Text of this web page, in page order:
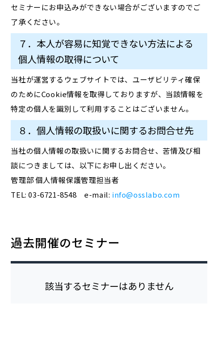
セミナーにお申込みができない場合がございますのでご
了承ください。
７．本人が容易に知覚できない方法による
個人情報の取得について
当社が運営するウェブサイトでは、ユーザビリティ確保
のためにCookie情報を取得しておりますが、当該情報を
特定の個人を識別して利用することはございません。
８．個人情報の取扱いに関するお問合せ先
当社の個人情報の取扱いに関するお問合せ、苦情及び相
談につきましては、以下にお申し出ください。
管理部 個人情報保護管理担当者
TEL: 03-6721-8548 e-mail: info@osslabo.com
過去開催のセミナー
該当するセミナーはありません